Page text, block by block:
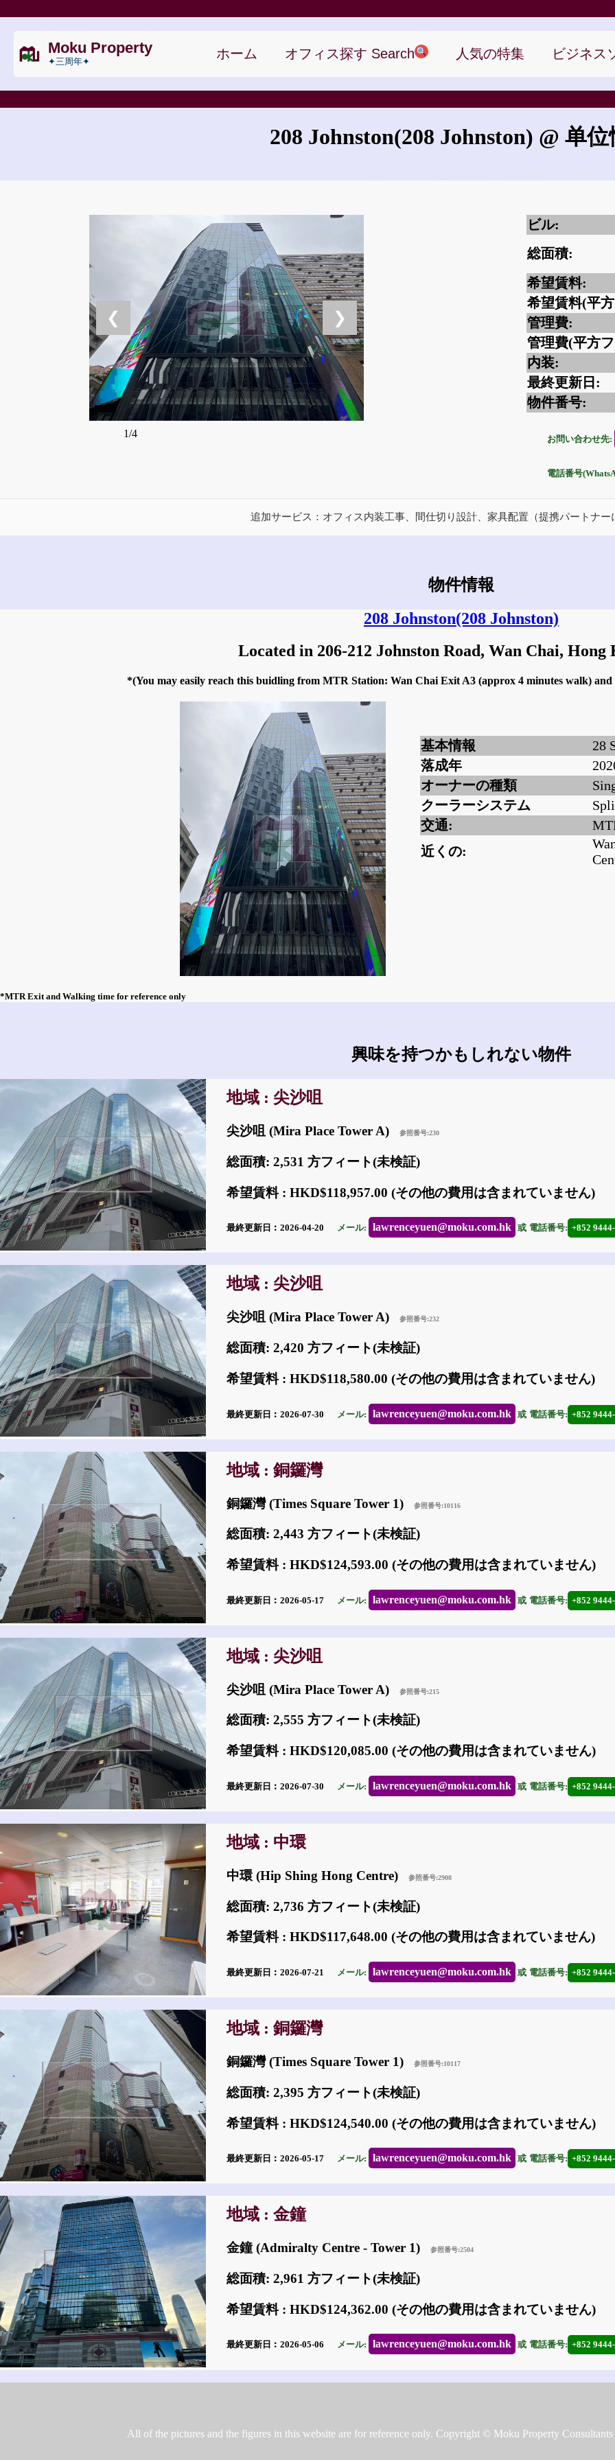
Moku Property
✦三周年✦
ホーム オフィス探す Search 人気の特集 ビジネス
208 Johnston(208 Johnston) @ 单位
❮ ❯
1/4
ビル:
総面積:
希望賃料:
希望賃料(平
管理費:
管理費(平方
内装:
最終更新日:
物件番号:
お問い合わせ先:
電話番号
追加サービス：オフィス内装工事、間仕切り設計、家具配置（提携パートナー
物件情報
208 Johnston(208 Johnston)
Located in 206-212 Johnston Road, Wan Chai, Hong
*(You may easily reach this buidling from MTR Station: Wan Chai Exit A3 (approx 4 minutes walk)
基本情報
28
落成年
オーナーの種類
クーラーシステム
交通:
近くの:
*MTR Exit and Walking time for reference only
興味を持つかもしれない物件
地域 : 尖沙咀
尖沙咀 (Mira Place Tower A) 参照番号:230
総面積: 2,531 方フィート(未検証)
希望賃料 : HKD$118,957.00 (その他の費用は含まれていません)
最終更新日︰2026-04-20 メール: lawrenceyuen@moku.com.hk 或 電話番号: +852
地域 : 尖沙咀
尖沙咀 (Mira Place Tower A) 参照番号:232
総面積: 2,420 方フィート(未検証)
希望賃料 : HKD$118,580.00 (その他の費用は含まれていません)
最終更新日︰2026-07-30 メール: lawrenceyuen@moku.com.hk 或 電話番号: +852
地域 : 銅鑼灣
銅鑼灣 (Times Square Tower 1) 参照番号:10116
総面積: 2,443 方フィート(未検証)
希望賃料 : HKD$124,593.00 (その他の費用は含まれていません)
最終更新日︰2026-05-17 メール: lawrenceyuen@moku.com.hk 或 電話番号: +852
地域 : 尖沙咀
尖沙咀 (Mira Place Tower A) 参照番号:215
総面積: 2,555 方フィート(未検証)
希望賃料 : HKD$120,085.00 (その他の費用は含まれていません)
最終更新日︰2026-07-30 メール: lawrenceyuen@moku.com.hk 或 電話番号: +852
地域 : 中環
中環 (Hip Shing Hong Centre) 参照番号:2908
総面積: 2,736 方フィート(未検証)
希望賃料 : HKD$117,648.00 (その他の費用は含まれていません)
最終更新日︰2026-07-21 メール: lawrenceyuen@moku.com.hk 或 電話番号: +852
地域 : 銅鑼灣
銅鑼灣 (Times Square Tower 1) 参照番号:10117
総面積: 2,395 方フィート(未検証)
希望賃料 : HKD$124,540.00 (その他の費用は含まれていません)
最終更新日︰2026-05-17 メール: lawrenceyuen@moku.com.hk 或 電話番号: +852
地域 : 金鐘
金鐘 (Admiralty Centre - Tower 1) 参照番号:2504
総面積: 2,961 方フィート(未検証)
希望賃料 : HKD$124,362.00 (その他の費用は含まれていません)
最終更新日︰2026-05-06 メール: lawrenceyuen@moku.com.hk 或 電話番号: +852
All of the pictures and the figures in this website are for reference only. Copyright © Moku Property